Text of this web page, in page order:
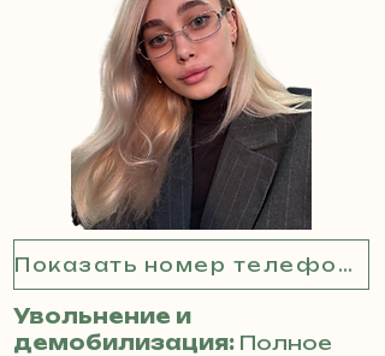
Показать номер телефона
Увольнение и
демобилизация: Полное